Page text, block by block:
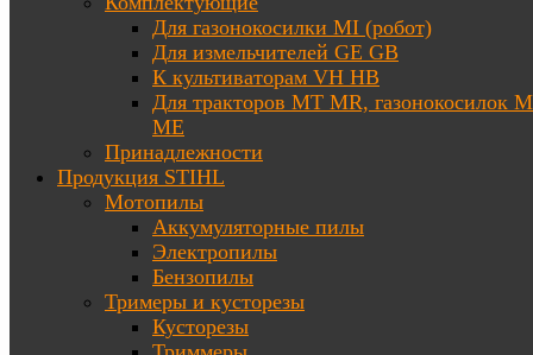
Для газонокосилки MI (робот)
Для измельчителей GE GB
К культиваторам VH HB
Для тракторов МТ MR, газонокосилок
ME
Принадлежности
Продукция STIHL
Мотопилы
Аккумуляторные пилы
Электропилы
Бензопилы
Тримеры и кусторезы
Кусторезы